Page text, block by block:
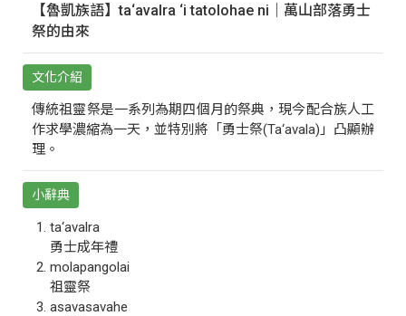
【魯凱族語】ta‘avalra ‘i tatolohae ni｜萬山部落勇士
祭的由來
文化介紹
傳統祖靈祭是一系列為期四個月的祭典，現今配合族人工
作求學濃縮為一天，並特別將「勇士祭(Ta‘avala)」凸顯辦
理。
小辭典
ta‘avalra
勇士成年禮
molapangolai
祖靈祭
asavasavahe